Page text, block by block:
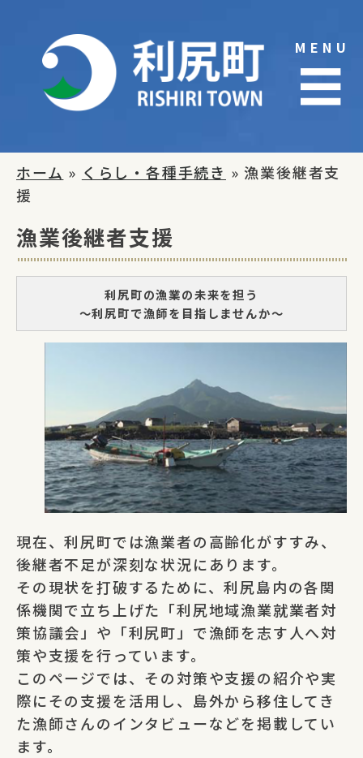
content
MENU
☰
ホーム » くらし・各種手続き » 漁業後継者支
援
漁業後継者支援
利尻町の漁業の未来を担う
～利尻町で漁師を目指しませんか～
現在、利尻町では漁業者の高齢化がすすみ、
後継者不足が深刻な状況にあります。
その現状を打破するために、利尻島内の各関
係機関で立ち上げた「利尻地域漁業就業者対
策協議会」や「利尻町」で漁師を志す人へ対
策や支援を行っています。
このページでは、その対策や支援の紹介や実
際にその支援を活用し、島外から移住してき
た漁師さんのインタビューなどを掲載してい
ます。